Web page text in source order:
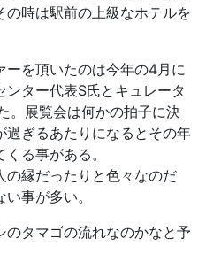
時は駅前の上級なホテルを
を頂いたのは今年の4月に
ター代表S氏とキュレータ
。展覧会は何かの拍子に決
過ぎるあたりになるとその年
る事がある。
の縁だったりと色々なのだ
事が多い。
のタマゴの流れなのかなと予